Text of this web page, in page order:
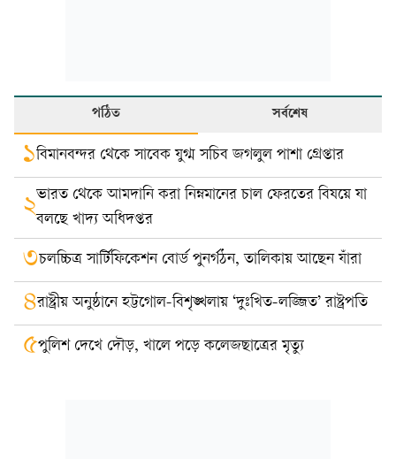
পঠিত সর্বশেষ
১বিমানবন্দর থেকে সাবেক যুগ্ম সচিব জগলুল পাশা গ্রেপ্তার
২ভারত থেকে আমদানি করা নিম্নমানের চাল ফেরতের বিষয়ে যা
বলছে খাদ্য অধিদপ্তর
৩চলচ্চিত্র সার্টিফিকেশন বোর্ড পুনর্গঠন, তালিকায় আছেন যাঁরা
৪রাষ্ট্রীয় অনুষ্ঠানে হট্টগোল-বিশৃঙ্খলায় ‘দুঃখিত-লজ্জিত’ রাষ্ট্রপতি
৫পুলিশ দেখে দৌড়, খালে পড়ে কলেজছাত্রের মৃত্যু